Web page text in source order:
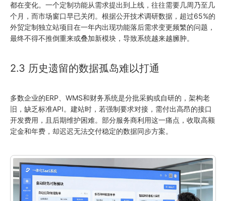
都在变化。一个定制功能从需求提出到上线，往往需要几周乃至几
个月，而市场窗口早已关闭。根据公开技术调研数据，超过65%的
外贸定制独立站项目在一年内出现功能落后需求变更频繁的问题，
最终不得不推倒重来或叠加新模块，导致系统越来越臃肿。
2.3 历史遗留的数据孤岛难以打通
多数企业的ERP、WMS和财务系统是分批采购或自研的，架构老
旧，缺乏标准API。建站时，若强制要求对接，需付出高昂的接口
开发费用，且后期维护困难。部分服务商利用这一痛点，收取高额
定金和年费，却迟迟无法交付稳定的数据同步方案。